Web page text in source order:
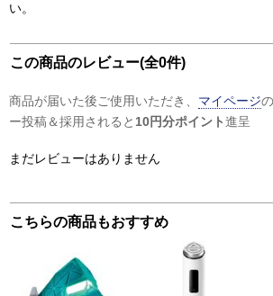
い。
この商品のレビュー(全0件)
商品が届いた後ご使用いただき、 マイページ
ー投稿＆採用されると 10円分ポイント進呈
まだレビューはありません
こちらの商品もおすすめ